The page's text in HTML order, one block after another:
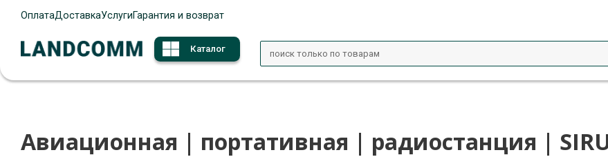
ОплатаДоставкаУслугиГарантия и возврат
Каталог
Авиационная | портативная | радиостанция |